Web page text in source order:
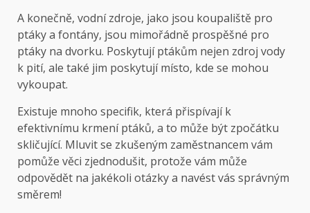
A konečně, vodní zdroje, jako jsou koupaliště pro
ptáky a fontány, jsou mimořádně prospěšné pro
ptáky na dvorku. Poskytují ptákům nejen zdroj vody
k pití, ale také jim poskytují místo, kde se mohou
vykoupat.
Existuje mnoho specifik, která přispívají k
efektivnímu krmení ptáků, a to může být zpočátku
skličující. Mluvit se zkušeným zaměstnancem vám
pomůže věci zjednodušit, protože vám může
odpovědět na jakékoli otázky a navést vás správným
směrem!